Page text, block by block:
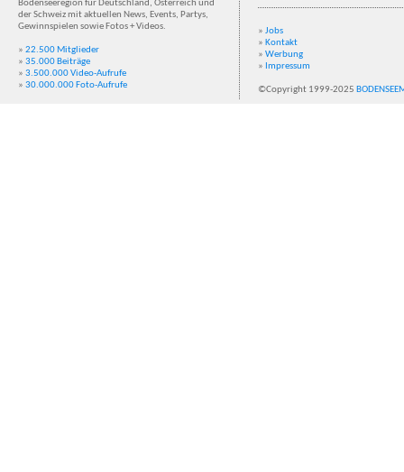
Bodenseeregion für Deutschland, Österreich und
der Schweiz mit aktuellen News, Events, Partys,
Gewinnspielen sowie Fotos + Videos.
» 22.500 Mitglieder
» 35.000 Beiträge
» 3.500.000 Video-Aufrufe
» 30.000.000 Foto-Aufrufe
» Jobs
» Kontakt
» Werbung
» Impressum
©Copyright 1999-2025